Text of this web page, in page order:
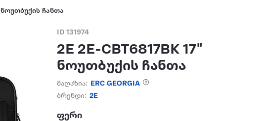
ნოუთბუქის ჩანთა
ID 131974
2E 2E-CBT6817BK 17"
ნოუთბუქის ჩანთა
მაღაზია: ERC GEORGIA
ბრენდი: 2E
ფერი